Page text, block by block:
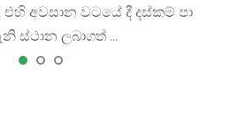
අවසාන වටයේ දී දස්කම් පා
ස්ථාන ලබාගත් …